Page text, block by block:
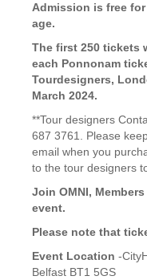
Admission is free
age.
The first 250 tickets
each Ponnonam
Tourdesigners,
March 2024.
**Tour designers
687 3761. Please
email when you
to the tour designers
Join OMNI,
event.
Please note that
Event Location -
Belfast BT1 5GS